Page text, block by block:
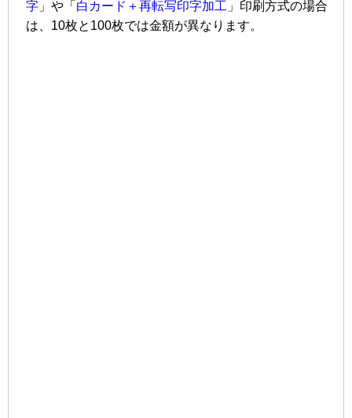
字」や「 白カード＋再転写印字加工 」印刷方式の場合
は、10枚と100枚では金額が異なります。